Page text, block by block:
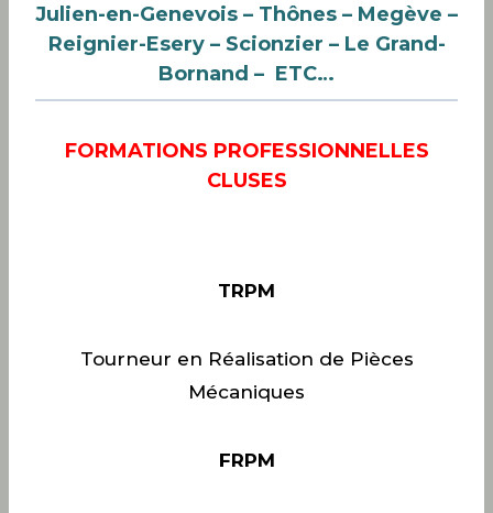
Julien-en-Genevois – Thônes – Megève –
Reignier-Esery – Scionzier – Le Grand-
Bornand – ETC…
FORMATIONS PROFESSIONNELLES
CLUSES
TRPM
Tourneur en Réalisation de Pièces
Mécaniques
FRPM